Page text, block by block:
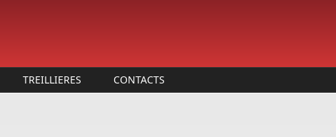
TREILLIERES CONTACTS